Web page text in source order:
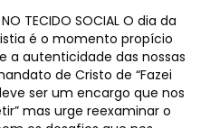
TECIDO SOCIAL O dia da
é o momento propício
a autenticidade das nossas
de Cristo de “Fazei
ser um encargo que nos
mas urge reexaminar o